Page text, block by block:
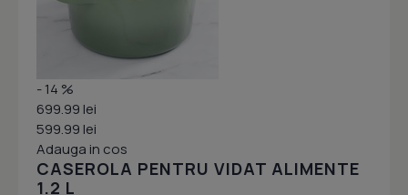
- 14 %
699.99 lei
599.99 lei
Adauga in cos
CASEROLA PENTRU VIDAT ALIMENTE
1.2 L